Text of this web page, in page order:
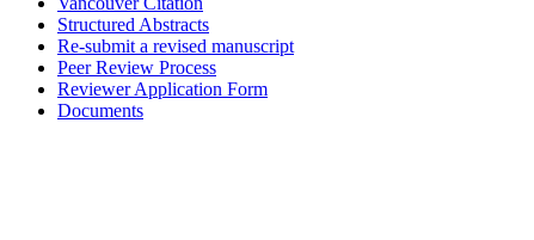
Structured Abstracts
Re-submit a revised manuscript
Peer Review Process
Reviewer Application Form
Documents